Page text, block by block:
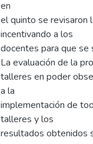
en
el quinto se revisaron
incentivando a los
docentes para que se
La evaluación de la
talleres en poder
a la
implementación de
talleres y los
resultados obtenidos